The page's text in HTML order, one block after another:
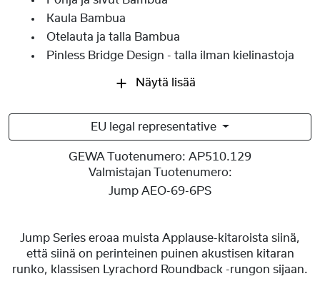
Kaula Bambua
Otelauta ja talla Bambua
Pinless Bridge Design - talla ilman kielinastoja
Näytä lisää
EU legal representative
GEWA Tuotenumero: AP510.129
Valmistajan Tuotenumero:
Jump AEO-69-6PS
Jump Series eroaa muista Applause-kitaroista siinä,
että siinä on perinteinen puinen akustisen kitaran
runko, klassisen Lyrachord Roundback -rungon sijaan.